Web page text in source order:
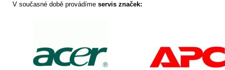
V současné době provádíme servis značek: